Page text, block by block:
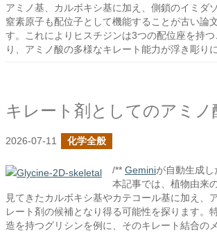
アミノ基、カルボキシ基に加え、側鎖のイミダ
窒素原子も配位子として機能することが古い論
す。これによりヒスチジンは3つの配位座を持
り、アミノ酸の多様なキレート能力が浮き彫り
2026-07-11 化学全般
/** Geminiが自動生成し
本記事では、植物由来
見てきたカルボキシ基やカテコール基に加え、
レート剤の候補となり得る可能性を探ります。
造を持つグリシンを例に、そのキレート結合の